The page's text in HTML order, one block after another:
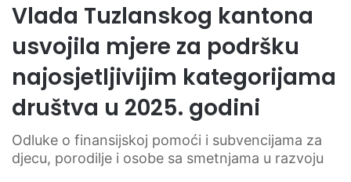
Vlada Tuzlanskog kantona
usvojila mjere za podršku
najosjetljivijim kategorijama
društva u 2025. godini
Odluke o finansijskoj pomoći i subvencijama za
djecu, porodilje i osobe sa smetnjama u razvoju